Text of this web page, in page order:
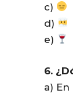
c)
d)
e)
6.
a)